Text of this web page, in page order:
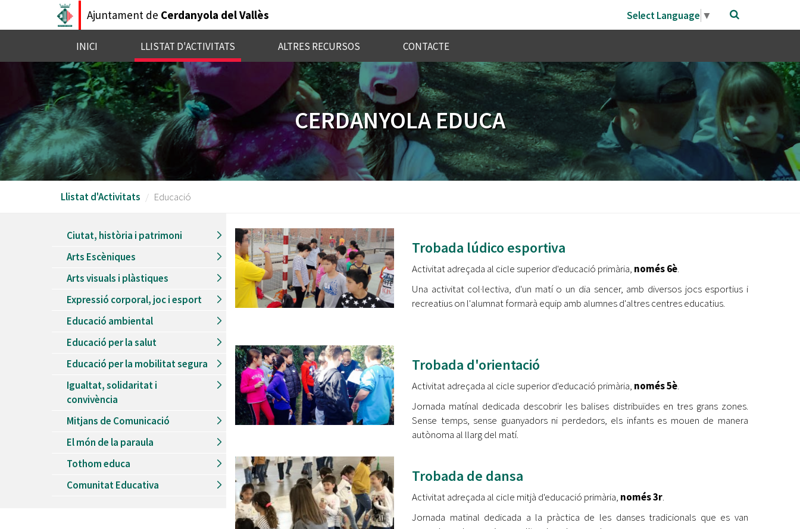
Ajuntament de Cerdanyola del Vallès Select Language ▼
INICI LLISTAT D'ACTIVITATS ALTRES RECURSOS CONTACTE
CERDANYOLA EDUCA
Llistat d'Activitats Educació
Ciutat, història i patrimoni
Arts Escèniques
Arts visuals i plàstiques
Expressió corporal, joc i esport
Educació ambiental
Educació per la salut
Educació per la mobilitat segura
Igualtat, solidaritat i
convivència
Mitjans de Comunicació
El món de la paraula
Tothom educa
Comunitat Educativa
Trobada lúdico esportiva
Activitat adreçada al cicle superior d'educació primària, només 6è.
Una activitat col·lectiva, d'un matí o un dia sencer, amb diversos jocs esportius i
recreatius on l'alumnat formarà equip amb alumnes d'altres centres educatius.
Trobada d'orientació
Activitat adreçada al cicle superior d'educació primària, només 5è.
Jornada matínal dedicada descobrir les balises distribuïdes en tres grans zones.
Sense temps, sense guanyadors ni perdedors, els infants es mouen de manera
autònoma al llarg del matí.
Trobada de dansa
Activitat adreçada al cicle mitjà d'educació primària, només 3r.
Jornada matinal dedicada a la pràctica de les danses tradicionals que es van